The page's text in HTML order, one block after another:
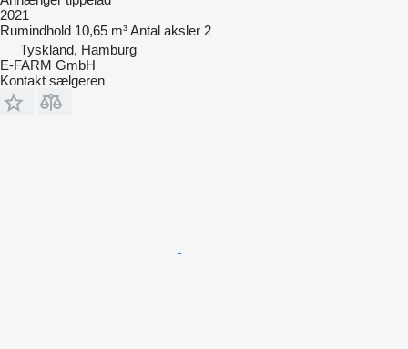
2021
Rumindhold 10,65 m³Antal aksler 2
Tyskland, Hamburg
E-FARM GmbH
Kontakt sælgeren